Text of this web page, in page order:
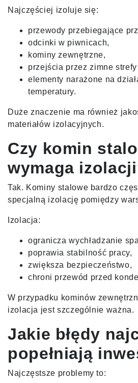
Najczęściej izoluje się:
przewody przebiegające
odcinki w piwnicach,
kominy zewnętrzne,
przejścia przez zimne
elementy narażone na
temperatury.
Duże znaczenie ma również
materiałów izolacyjnych.
Czy komin
wymaga
Tak. Kominy stalowe bardzo
specjalną izolację pomiędzy
Izolacja:
ogranicza wychładzanie
poprawia stabilność pracy,
zwiększa bezpieczeństwo,
chroni przewód przed
W przypadku kominów
izolacja jest szczególnie ważna.
Jakie błędy
popełniają
Najczęstsze problemy to: